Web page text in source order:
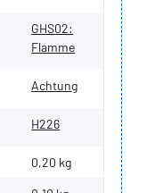
GHS02:
Flamme
Achtung
H226
0,20 kg